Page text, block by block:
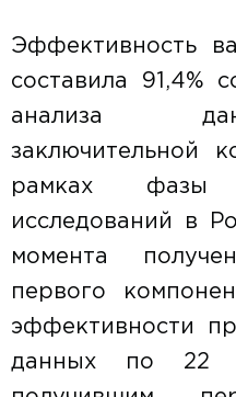
Эффективность
составила 91,4%
анализа
заключительной
рамках фазы
исследований в
момента
первого
эффективности
данных по 22